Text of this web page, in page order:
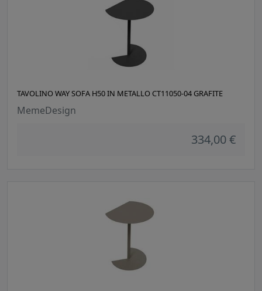
TAVOLINO WAY SOFA H50 IN METALLO CT11050-04 GRAFITE
MemeDesign
334,00 €